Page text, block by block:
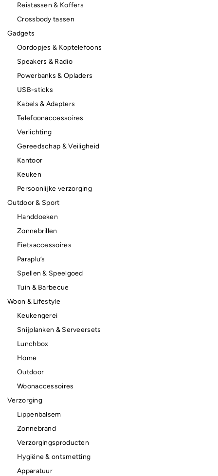
Reistassen & Koffers
Crossbody tassen
Gadgets
Oordopjes & Koptelefoons
Speakers & Radio
Powerbanks & Opladers
USB-sticks
Kabels & Adapters
Telefoonaccessoires
Verlichting
Gereedschap & Veiligheid
Kantoor
Keuken
Persoonlijke verzorging
Outdoor & Sport
Handdoeken
Zonnebrillen
Fietsaccessoires
Paraplu’s
Spellen & Speelgoed
Tuin & Barbecue
Woon & Lifestyle
Keukengerei
Snijplanken & Serveersets
Lunchbox
Home
Outdoor
Woonaccessoires
Verzorging
Lippenbalsem
Zonnebrand
Verzorgingsproducten
Hygiëne & ontsmetting
Apparatuur